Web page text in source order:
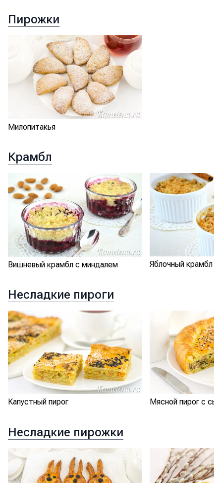
Пирожки
Милопитакья
Крамбл
Вишневый крамбл с миндалем Яблочный крамбл
Несладкие пироги
Капустный пирог Мясной пирог с
Несладкие пирожки